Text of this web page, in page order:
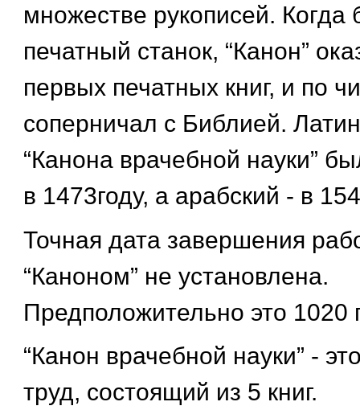
множестве рукописей. Когда
печатный станок, “Канон”
первых печатных книг, и по
соперничал с Библией.
“Канона врачебной науки”
в 1473году, а арабский - в
Точная дата завершения
“Каноном” не установлена.
Предположительно это 1020
“Канон врачебной науки” -
труд, состоящий из 5 книг.